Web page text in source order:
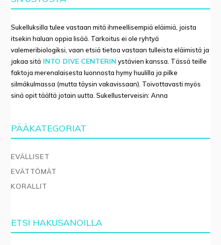
Sukelluksilla tulee vastaan mitä ihmeellisempiä eläimiä, joista
itsekin haluan oppia lisää. Tarkoitus ei ole ryhtyä
valemeribiologiksi, vaan etsiä tietoa vastaan tulleista eläimistä ja
jakaa sitä INTO DIVE CENTERIN ystävien kanssa. Tässä teille
faktoja merenalaisesta luonnosta hymy huulilla ja pilke
silmäkulmassa (mutta täysin vakavissaan). Toivottavasti myös
sinä opit täältä jotain uutta. Sukellusterveisin: Anna
PÄÄKATEGORIAT
EVÄLLISET
EVÄTTÖMÄT
KORALLIT
ETSI HAKUSANOILLA